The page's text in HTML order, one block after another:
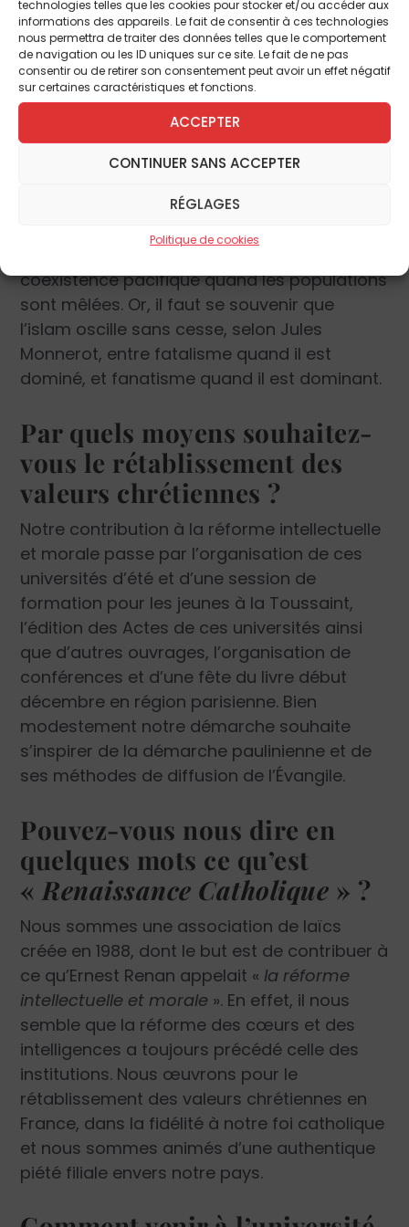
technologies telles que les cookies pour stocker et/ou accéder aux
informations des appareils. Le fait de consentir à ces technologies
nous permettra de traiter des données telles que le comportement
de navigation ou les ID uniques sur ce site. Le fait de ne pas
consentir ou de retirer son consentement peut avoir un effet négatif
sur certaines caractéristiques et fonctions.
ACCEPTER
CONTINUER SANS ACCEPTER
RÉGLAGES
Politique de cookies
médiation de son Église. Pour autant, le
Décalogue est présent dans la conscience
de chaque homme, même si cette
conscience peut être faussée ; cette
dimension religieuse de l’homme sera
abordée par l’abbé Guillaume de Tanouärn.
Le dialogue avec les musulmans ne peut
posé, l’acte de foi dans le christianisme est
libre, ce qui n’est pas le cas dans l’islam, et il
coexistence pacifique quand les populations
sont mêlées. Or, il faut se souvenir que
l’islam oscille sans cesse, selon Jules
Monnerot, entre fatalisme quand il est
dominé, et fanatisme quand il est dominant.
Par quels moyens souhaitez-
vous le rétablissement des
valeurs chrétiennes ?
Notre contribution à la réforme intellectuelle
et morale passe par l’organisation de ces
universités d’été et d’une session de
formation pour les jeunes à la Toussaint,
l’édition des Actes de ces universités ainsi
que d’autres ouvrages, l’organisation de
conférences et d’une fête du livre début
décembre en région parisienne. Bien
modestement notre démarche souhaite
s’inspirer de la démarche paulinienne et de
ses méthodes de diffusion de l’Évangile.
Pouvez-vous nous dire en
quelques mots ce qu’est
« Renaissance Catholique » ?
Nous sommes une association de laïcs
créée en 1988, dont le but est de contribuer à
ce qu’Ernest Renan appelait « la réforme
intellectuelle et morale ». En effet, il nous
semble que la réforme des cœurs et des
intelligences a toujours précédé celle des
institutions. Nous œuvrons pour le
rétablissement des valeurs chrétiennes en
France, dans la fidélité à notre foi catholique
et nous sommes animés d’une authentique
piété filiale envers notre pays.